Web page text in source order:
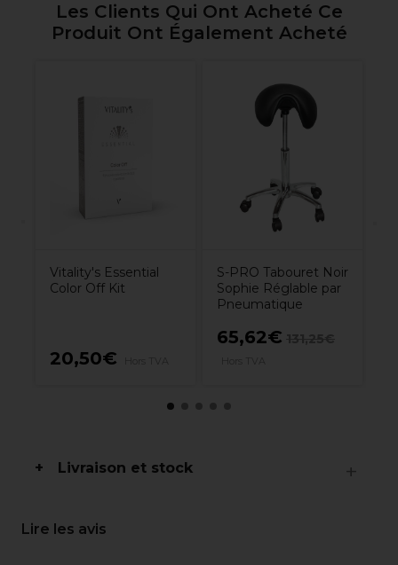
Les Clients Qui Ont Acheté Ce
Produit Ont Également Acheté
Vitality's Essential
Color Off Kit
20,50€
S-PRO Tabouret Noir
Sophie Réglable par
Pneumatique
65,62€
Livraison et stock
Lire les avis